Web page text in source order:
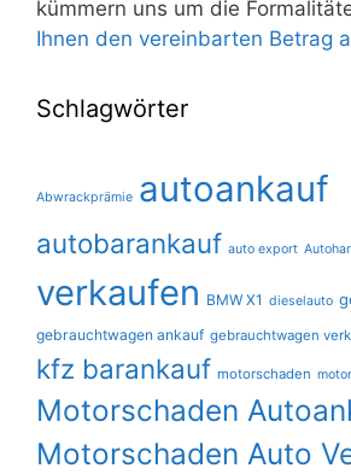
kümmern uns um die
Ihnen den vereinbarten Betrag
Schlagwörter
Abwrackprämie autoankauf
autobarankauf auto export
verkaufen BMW X1 dieselauto
gebrauchtwagen ankauf gebrauchtwagen
kfz barankauf motorschaden
Motorschaden
Motorschaden Auto